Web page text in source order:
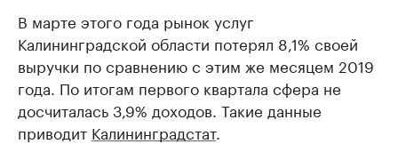
В марте этого года рынок услуг
Калининградской области потерял 8,1% своей
выручки по сравнению с этим же месяцем 2019
года. По итогам первого квартала сфера не
досчиталась 3,9% доходов. Такие данные
приводит Калининградстат.